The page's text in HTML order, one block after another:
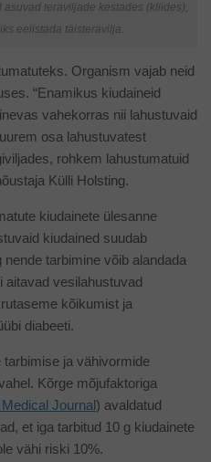
asuvad teraviljade kestades (kliides),
eelistada täisteravilja.
Organism vajab neid
“Enamikus kiudaineid
vahekorras nii lahustuvaid
osa lahustuvatest
rohkem lahustumatuid
Külli Holsting.
kiudainete ülesanne
kiudained suudab
tarbimine võib alandada
aitavad vesilahustuvad
kõikumist ja
diabeeti.
ja vähivormide
Kõrge mõjufaktoriga
Journal) avaldatud
et iga tarbitud 10 g kiudainete
vähi riski 10%.